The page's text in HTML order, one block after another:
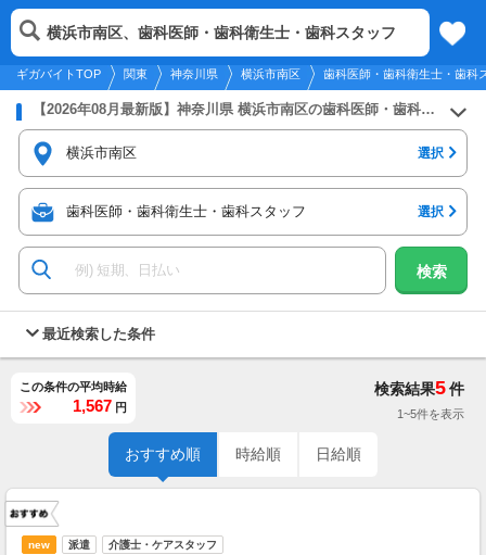
2026年8月10日更新
関東
メニュー
ギガバイトTOP 関東 神奈川県 横浜市南区 歯科医師・歯科衛生士・歯科
横浜市南区、歯科医師・歯科衛生士・歯科スタッフ
【2026年08月最新版】神奈川県 横浜市南区の歯科医師・歯科衛生士・歯科スタッフのバイト・アルバイト・パートの求人募集情報
横浜市南区 選択
歯科医師・歯科衛生士・歯科スタッフ 選択
検索
最近検索した条件
この条件の平均時給
1,567 円
検索結果5件
1~5件を表示
おすすめ順 時給順 日給順
new 派遣 介護士・ケアスタッフ